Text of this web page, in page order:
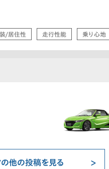
/居住性 走行性能 乗り心地
他の投稿を見る